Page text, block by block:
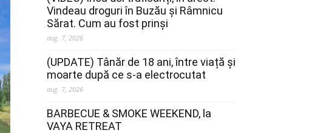
Vindeau droguri în Buzău și Râmnicu
Sărat. Cum au fost prinși
aug. 7, 2026
(UPDATE) Tânăr de 18 ani, între viață și
moarte după ce s-a electrocutat
aug. 7, 2026
BARBECUE & SMOKE WEEKEND, la
VAYA RETREAT